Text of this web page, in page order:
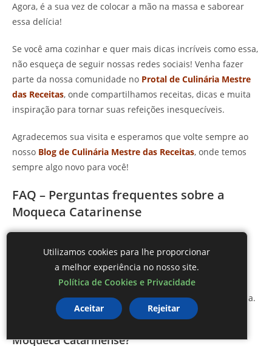
Agora, é a sua vez de colocar a mão na massa e saborear
essa delícia!
Se você ama cozinhar e quer mais dicas incríveis como essa,
não esqueça de seguir nossas redes sociais! Venha fazer
parte da nossa comunidade no Protal de Culinária Mestre
das Receitas, onde compartilhamos receitas, dicas e muita
inspiração para tornar suas refeições inesquecíveis.
Agradecemos sua visita e esperamos que volte sempre ao
nosso Blog de Culinária Mestre das Receitas, onde temos
sempre algo novo para você!
FAQ – Perguntas frequentes sobre a
Moqueca Catarinense
A Moqueca Catarinense tem raízes indígenas e é
influenciada por tradições africanas e portuguesas,
tornando-se um prato típico da culinária de Santa Catarina.
Moqueca Catarinense?
Utilizamos cookies para lhe proporcionar
a melhor experiência no nosso site.
Política de Cookies e Privacidade
Aceitar Rejeitar